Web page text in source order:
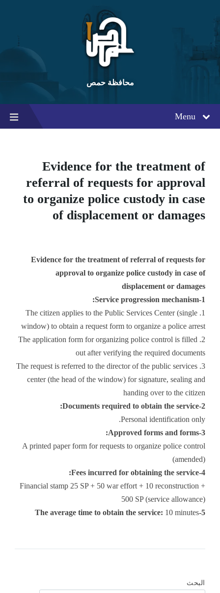
content
main
navigation
footer
محافظة حمص
Menu
Evidence for the treatment of
referral of requests for approval
to organize police custody in case
of displacement or damages
Evidence for the treatment of referral of requests for
approval to organize police custody in case of
displacement or damages
1-Service progression mechanism:
1. The citizen applies to the Public Services Center (single
window) to obtain a request form to organize a police arrest
2. The application form for organizing police control is filled
out after verifying the required documents
3. The request is referred to the director of the public services
center (the head of the window) for signature, sealing and
handing over to the citizen
2-Documents required to obtain the service:
Personal identification only.
3-Approved forms and forms:
A printed paper form for requests to organize police control
(amended)
4-Fees incurred for obtaining the service:
Financial stamp 25 SP + 50 war effort + 10 reconstruction +
500 SP (service allowance)
5-The average time to obtain the service:
10 minutes
البحث